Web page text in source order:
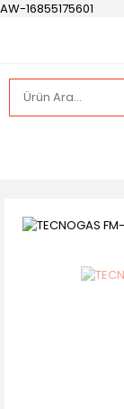
AW-16855175601